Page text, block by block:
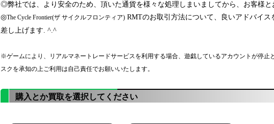
◎弊社では、より安全のため、頂いた通貨を様々な処理しまいましてから、お客様と
◎The Cycle Frontier(ザ サイクルフロンティア) RMTのお取引方法について、良いアドバイス
差し上げます. ^.^
※ゲームにより、リアルマネートレードサービスを利用する場合、遊戯しているアカウントが停止
スクを承知の上ご利用は自己責任でお願いいたします。
購入とか買取を選択してください